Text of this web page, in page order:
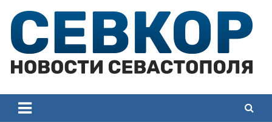
content
Севастополя
Севастополя